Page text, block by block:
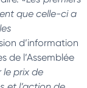
que celle-ci a
d’information
de l’Assemblée
le prix de